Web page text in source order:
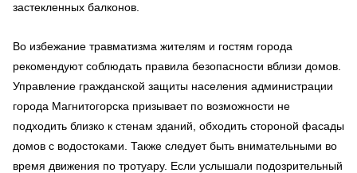
застекленных балконов.
Во избежание травматизма жителям и гостям города
рекомендуют соблюдать правила безопасности вблизи домов.
Управление гражданской защиты населения администрации
города Магнитогорска призывает по возможности не
подходить близко к стенам зданий, обходить стороной фасады
домов с водостоками. Также следует быть внимательными во
время движения по тротуару. Если услышали подозрительный